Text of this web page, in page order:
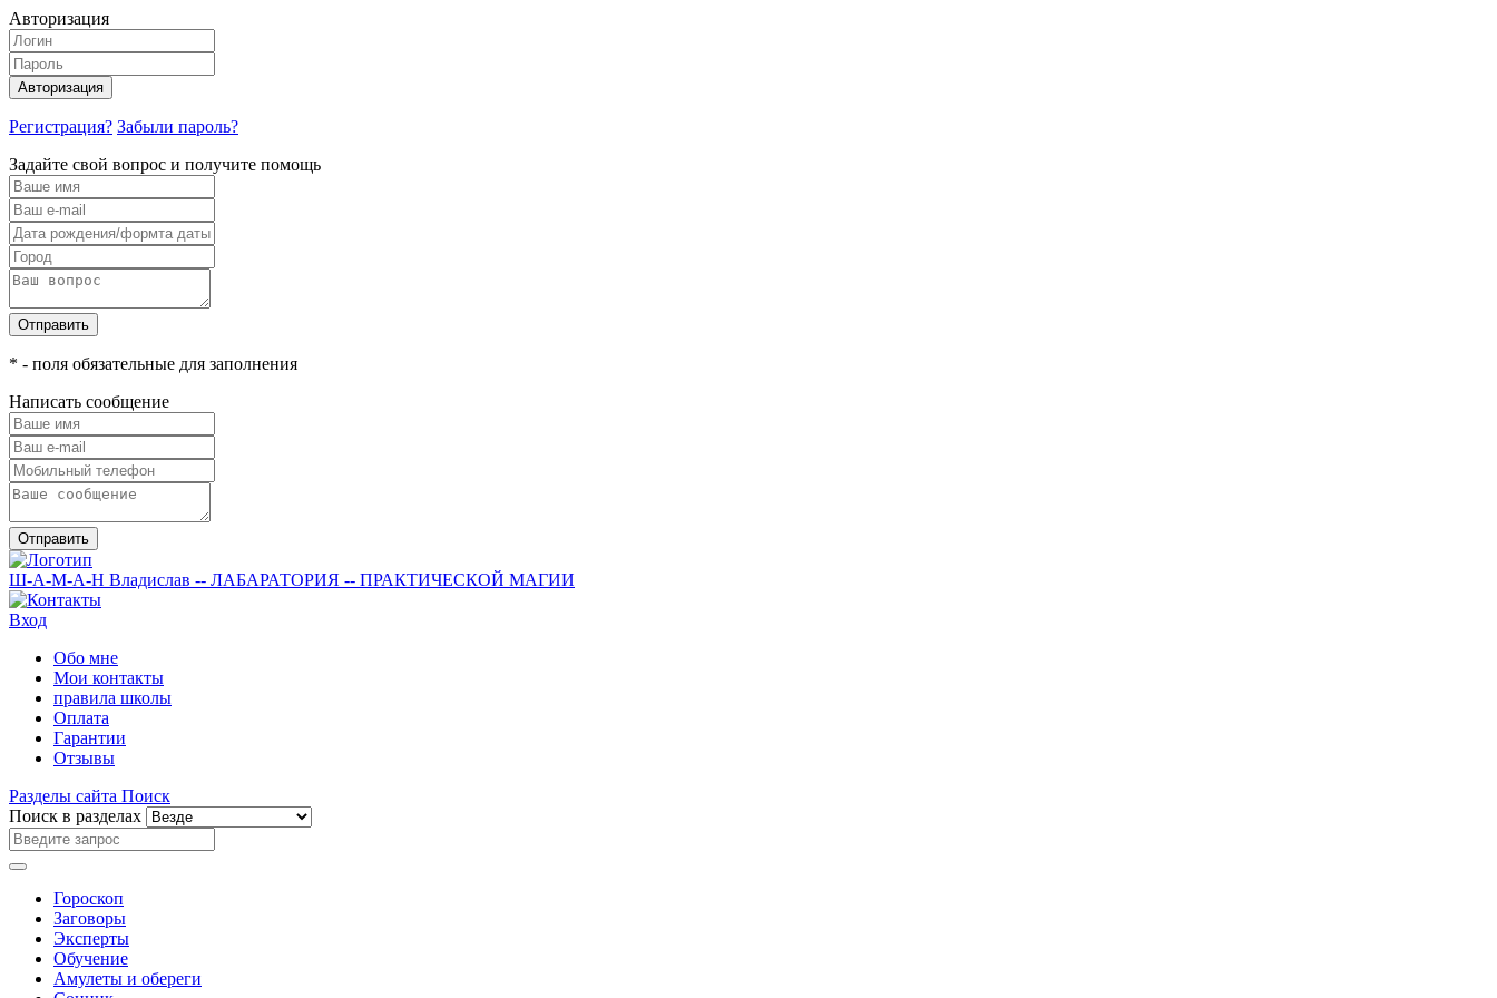
Авторизация
Авторизация
Регистрация? Забыли пароль?
Задайте свой вопрос и получите помощь
Отправить
* - поля обязательные для заполнения
Написать сообщение
Отправить
Ш-А-М-А-Н Владислав -- ЛАБАРАТОРИЯ -- ПРАКТИЧЕСКОЙ МАГИИ
Вход
Обо мне
Мои контакты
правила школы
Оплата
Гарантии
Отзывы
Разделы сайта Поиск
Поиск в разделах
Гороскоп
Заговоры
Эксперты
Обучение
Амулеты и обереги